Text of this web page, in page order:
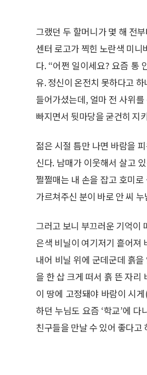
그랬던 두 할머니가 몇 해 전
센터 로고가 찍힌 노란색 미
다. “어쩐 일이세요? 요즘 통
유. 정신이 온전치 못하다고
들어가셨는데, 얼마 전 사위
빠지면서 뒷마당을 굳건히 지
젊은 시절 틈만 나면 바람을
신다. 남매가 이웃해서 살고
쩔쩔매는 내 손을 잡고 호미
가르쳐주신 분이 바로 안 씨
그러고 보니 부끄러운 기억이
은색 비닐이 여기저기 흩어져
내어 비닐 위에 군데군데 흙
을 한 삽 크게 떠서 흙 뜬 자리
이 땅에 고정돼야 바람이 시
하던 누님도 요즘 ‘학교’에
친구들을 만날 수 있어 좋다고